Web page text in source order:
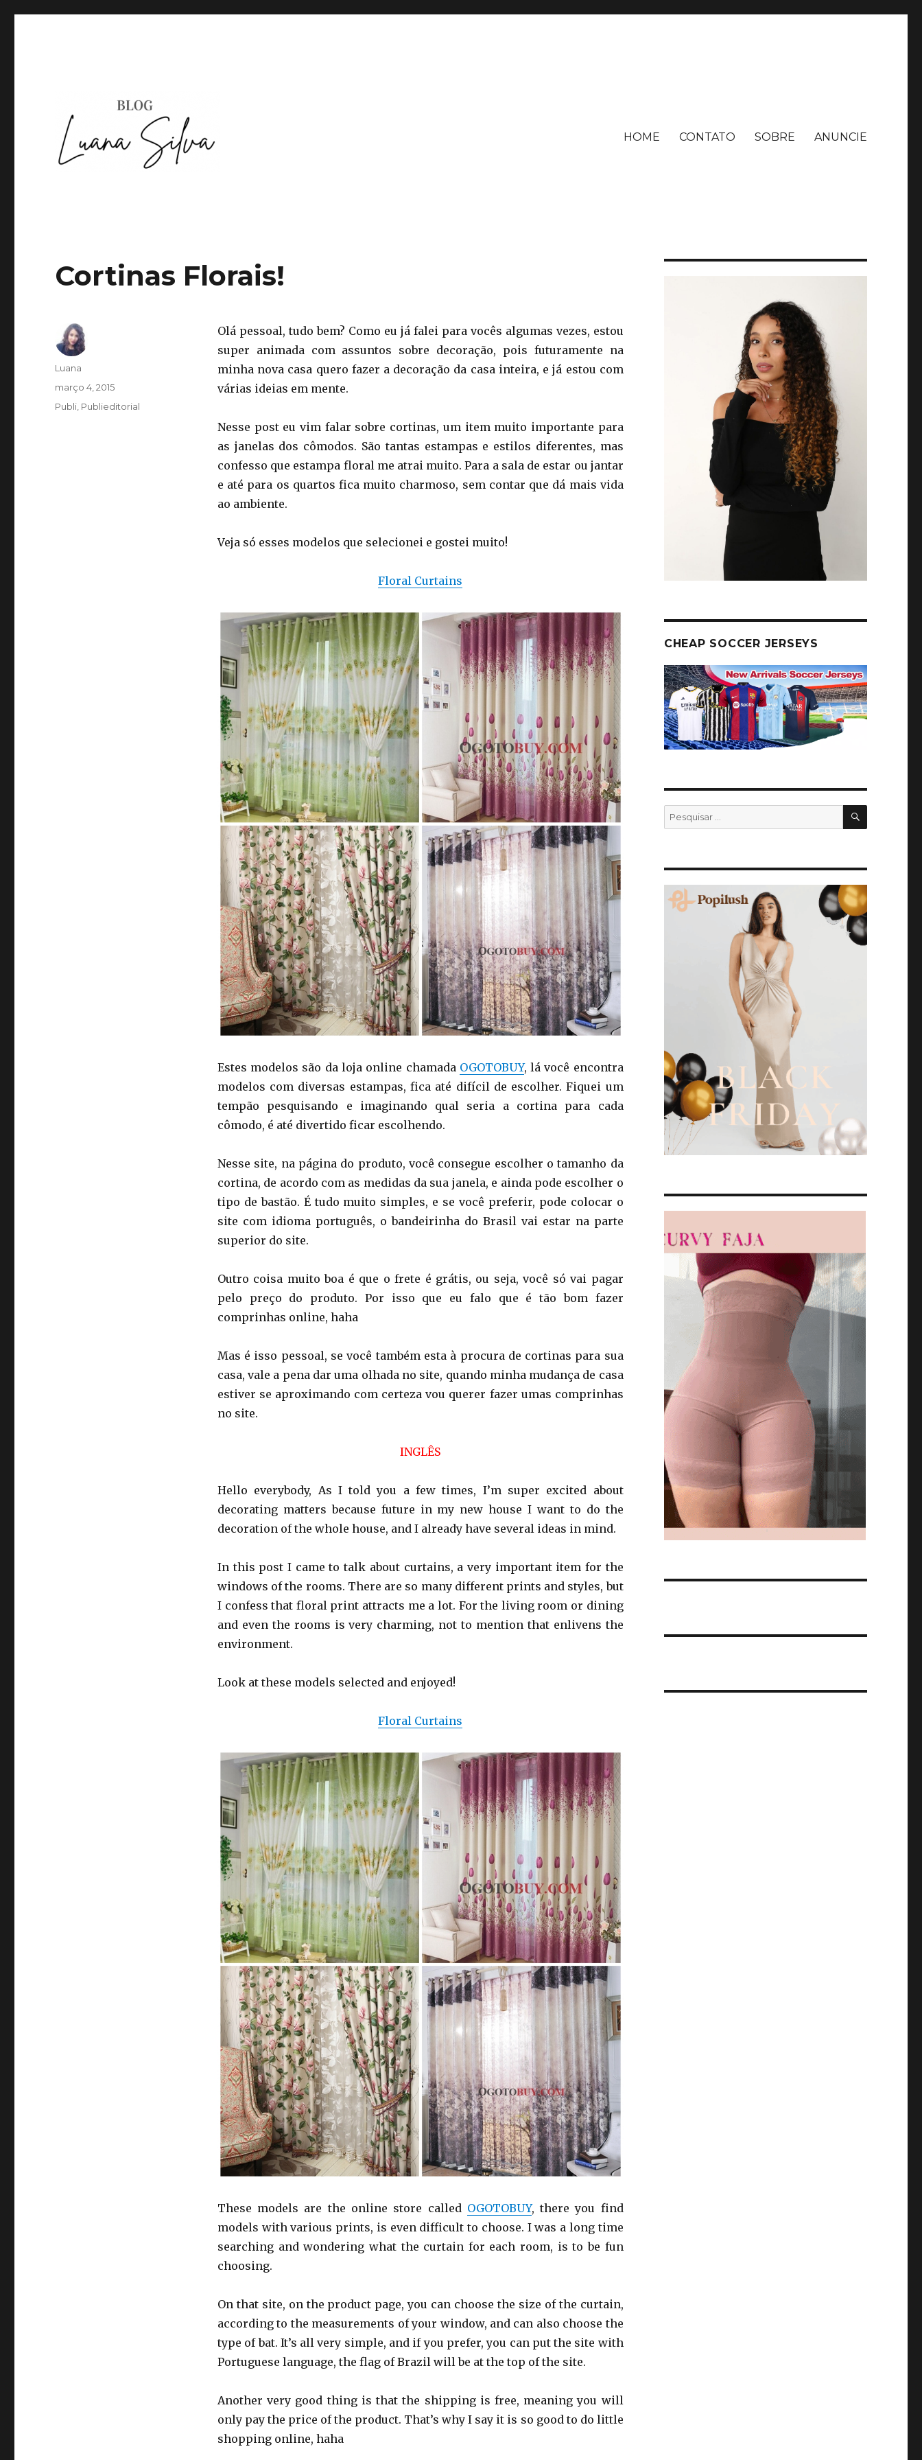
HOME CONTATO SOBRE ANUNCIE
Cortinas Florais!
Olá pessoal, tudo bem? Como eu já falei para vocês algumas vezes, estou
super animada com assuntos sobre decoração, pois futuramente na
minha nova casa quero fazer a decoração da casa inteira, e já estou com
várias ideias em mente.
Nesse post eu vim falar sobre cortinas, um item muito importante para
as janelas dos cômodos. São tantas estampas e estilos diferentes, mas
confesso que estampa floral me atrai muito. Para a sala de estar ou jantar
e até para os quartos fica muito charmoso, sem contar que dá mais vida
ao ambiente.
Veja só esses modelos que selecionei e gostei muito!
Floral Curtains
Estes modelos são da loja online chamada OGOTOBUY, lá você encontra
modelos com diversas estampas, fica até difícil de escolher. Fiquei um
tempão pesquisando e imaginando qual seria a cortina para cada
cômodo, é até divertido ficar escolhendo.
Nesse site, na página do produto, você consegue escolher o tamanho da
cortina, de acordo com as medidas da sua janela, e ainda pode escolher o
tipo de bastão. É tudo muito simples, e se você preferir, pode colocar o
site com idioma português, o bandeirinha do Brasil vai estar na parte
superior do site.
Outro coisa muito boa é que o frete é grátis, ou seja, você só vai pagar
pelo preço do produto. Por isso que eu falo que é tão bom fazer
comprinhas online, haha
Mas é isso pessoal, se você também esta à procura de cortinas para sua
casa, vale a pena dar uma olhada no site, quando minha mudança de casa
estiver se aproximando com certeza vou querer fazer umas comprinhas
no site.
INGLÊS
Hello everybody, As I told you a few times, I’m super excited about
decorating matters because future in my new house I want to do the
decoration of the whole house, and I already have several ideas in mind.
In this post I came to talk about curtains, a very important item for the
windows of the rooms. There are so many different prints and styles, but
I confess that floral print attracts me a lot. For the living room or dining
and even the rooms is very charming, not to mention that enlivens the
environment.
Look at these models selected and enjoyed!
Floral Curtains
These models are the online store called OGOTOBUY, there you find
models with various prints, is even difficult to choose. I was a long time
searching and wondering what the curtain for each room, is to be fun
choosing.
On that site, on the product page, you can choose the size of the curtain,
according to the measurements of your window, and can also choose the
type of bat. It’s all very simple, and if you prefer, you can put the site with
Portuguese language, the flag of Brazil will be at the top of the site.
Another very good thing is that the shipping is free, meaning you will
only pay the price of the product. That’s why I say it is so good to do little
shopping online, haha
Autor
Luana
Publicado
em
março 4, 2015
Categorias
Publi Publieditorial
CHEAP SOCCER JERSEYS
Pesquisar
por: